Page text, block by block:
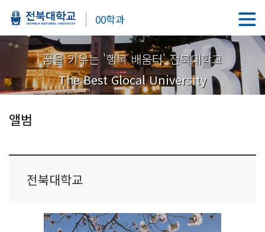
00학과
꿈을 키우는 '행복 배움터' 전북대학교
The Best Glocal University
앨범
전북대학교